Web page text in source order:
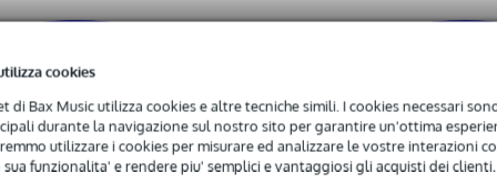
cookies
di Bax Music utilizza cookies e altre tecniche simili. I cookies necessari
durante la navigazione sul nostro sito per garantire un'ottima
utilizzare i cookies per misurare ed analizzare le vostre interazioni
funzionalita' e rendere piu' semplici e vantaggiosi gli acquisti dei clienti.
Hz (-10 dB)
di segnale/clip con LED, pulsante di utilizzo
da clipping, surriscaldamento e overdrive